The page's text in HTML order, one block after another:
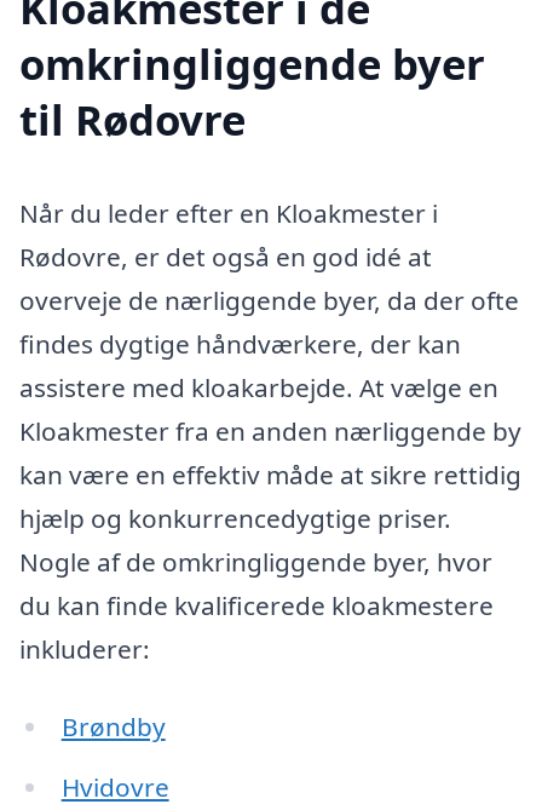
omkringliggende byer
til Rødovre
Når du leder efter en Kloakmester i
Rødovre, er det også en god idé at
overveje de nærliggende byer, da der ofte
findes dygtige håndværkere, der kan
assistere med kloakarbejde. At vælge en
Kloakmester fra en anden nærliggende by
kan være en effektiv måde at sikre rettidig
hjælp og konkurrencedygtige priser.
Nogle af de omkringliggende byer, hvor
du kan finde kvalificerede kloakmestere
inkluderer:
Brøndby
Hvidovre